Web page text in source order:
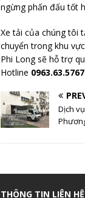
ngừng phấn đấu tốt
Xe tải của chúng tôi
chuyển trong khu
Phi Long sẽ hỗ trợ
Hotline
Dịch
THÔNG TIN LIÊN HỆ